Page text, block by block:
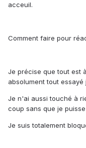
acceuil.
Comment faire pour
Je précise que tout est
absolument tout
Je n'ai aussi touché à
coup sans que je
Je suis totalement